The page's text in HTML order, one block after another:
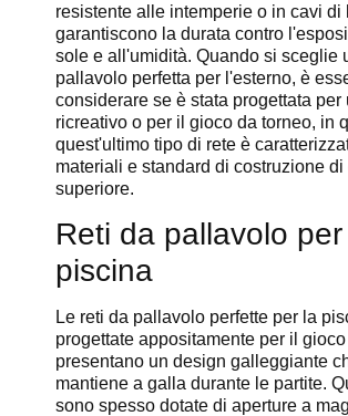
resistente alle intemperie o in cavi di
garantiscono la durata contro
sole e all'umidità. Quando si sceglie
pallavolo perfetta per l'esterno, è
considerare se è stata progettata per
ricreativo o per il gioco da torneo, in
quest'ultimo tipo di rete è
materiali e standard di costruzione di
superiore.
Reti da pallavolo per
piscina
Le reti da pallavolo perfette per la
progettate appositamente per il
presentano un design galleggiante
mantiene a galla durante le partite.
sono spesso dotate di aperture a